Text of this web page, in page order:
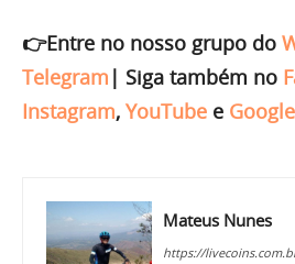
👉Entre no nosso grupo do
Telegram | Siga também no
Instagram, YouTube e
Mateus Nunes
https://